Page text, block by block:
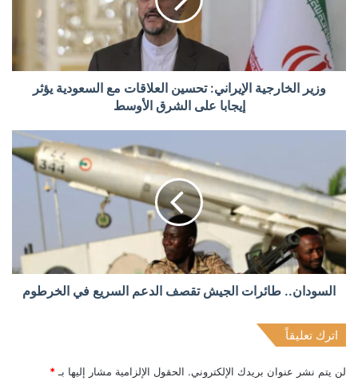
وزير الخارجية الإيراني: تحسين العلاقات مع السعودية يؤثر
إيجابا على الشرق الأوسط
السودان.. طائرات الجيش تقصف الدعم السريع في الخرطوم
اترك تعليقاً
لن يتم نشر عنوان بريدك الإلكتروني. الحقول الإلزامية مشار إليها بـ *